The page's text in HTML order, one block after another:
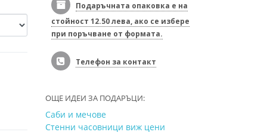
Подаръчната опаковка е на
стойност 12.50 лева, ако се избере
при поръчване от формата.
Телефон за контакт
ОЩЕ ИДЕИ ЗА ПОДАРЪЦИ:
Саби и мечове
Стенни часовници виж цени